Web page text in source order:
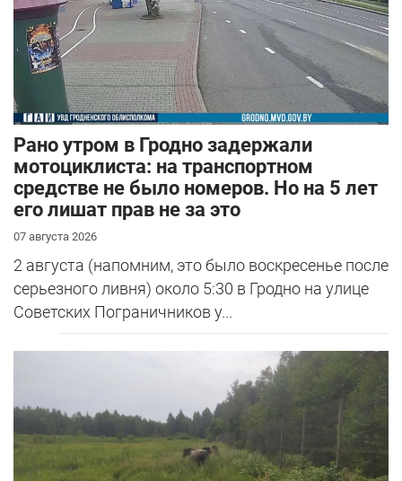
Рано утром в Гродно задержали
мотоциклиста: на транспортном
средстве не было номеров. Но на 5 лет
его лишат прав не за это
07 августа 2026
2 августа (напомним, это было воскресенье после
серьезного ливня) около 5:30 в Гродно на улице
Советских Пограничников у...